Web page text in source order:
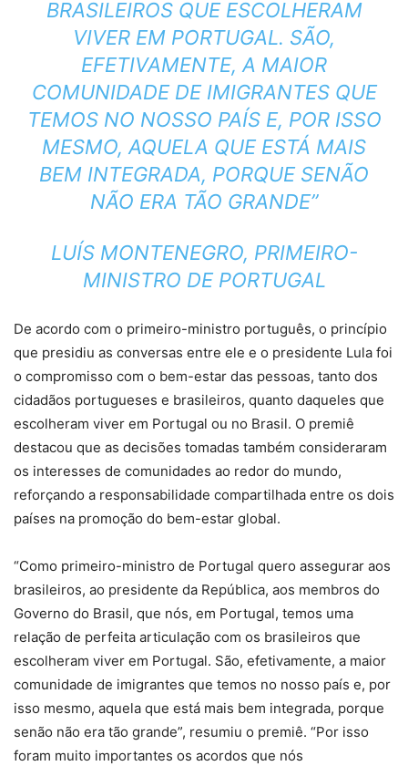
BRASILEIROS QUE ESCOLHERAM
VIVER EM PORTUGAL. SÃO,
EFETIVAMENTE, A MAIOR
COMUNIDADE DE IMIGRANTES QUE
TEMOS NO NOSSO PAÍS E, POR ISSO
MESMO, AQUELA QUE ESTÁ MAIS
BEM INTEGRADA, PORQUE SENÃO
NÃO ERA TÃO GRANDE”
LUÍS MONTENEGRO, PRIMEIRO-
MINISTRO DE PORTUGAL
De acordo com o primeiro-ministro português, o princípio
que presidiu as conversas entre ele e o presidente Lula foi
o compromisso com o bem-estar das pessoas, tanto dos
cidadãos portugueses e brasileiros, quanto daqueles que
escolheram viver em Portugal ou no Brasil. O premiê
destacou que as decisões tomadas também consideraram
os interesses de comunidades ao redor do mundo,
reforçando a responsabilidade compartilhada entre os dois
países na promoção do bem-estar global.
“Como primeiro-ministro de Portugal quero assegurar aos
brasileiros, ao presidente da República, aos membros do
Governo do Brasil, que nós, em Portugal, temos uma
relação de perfeita articulação com os brasileiros que
escolheram viver em Portugal. São, efetivamente, a maior
comunidade de imigrantes que temos no nosso país e, por
isso mesmo, aquela que está mais bem integrada, porque
senão não era tão grande”, resumiu o premiê. “Por isso
foram muito importantes os acordos que nós